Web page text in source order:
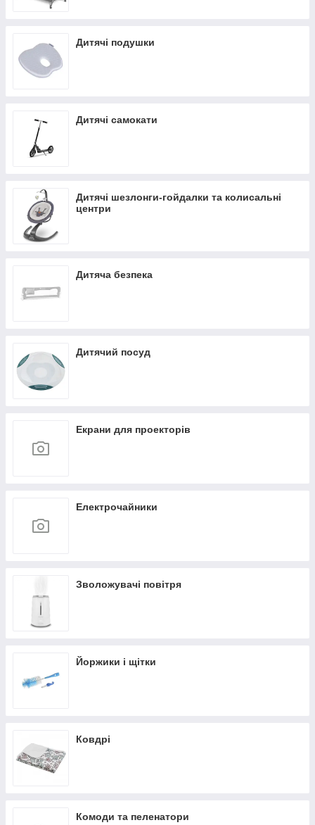
Дитячі подушки
Дитячі самокати
Дитячі шезлонги-гойдалки та колисальні
центри
Дитяча безпека
Дитячий посуд
Екрани для проекторів
Електрочайники
Зволожувачі повітря
Йоржики і щітки
Ковдрі
Комоди та пеленатори